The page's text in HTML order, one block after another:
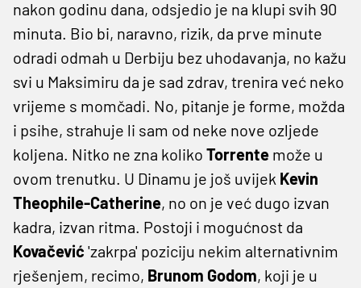
nakon godinu dana, odsjedio je na klupi svih 90
minuta. Bio bi, naravno, rizik, da prve minute
odradi odmah u Derbiju bez uhodavanja, no kažu
svi u Maksimiru da je sad zdrav, trenira već neko
vrijeme s momčadi. No, pitanje je forme, možda
i psihe, strahuje li sam od neke nove ozljede
koljena. Nitko ne zna koliko Torrente može u
ovom trenutku. U Dinamu je još uvijek Kevin
Theophile-Catherine, no on je već dugo izvan
kadra, izvan ritma. Postoji i mogućnost da
Kovačević 'zakrpa' poziciju nekim alternativnim
rješenjem, recimo, Brunom Godom, koji je u